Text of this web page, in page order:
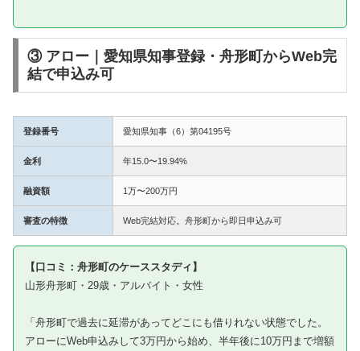
③ アロー｜愛知県知事登録・舟形町からWeb完
結で申込み可
登録番号 愛知県知事（6）第04195号
金利 年15.0〜19.94%
融資額 1万〜200万円
審査の特徴 Web完結対応。舟形町から即日申込み可
【口コミ：舟形町のケーススタディ】
山形舟形町・29歳・アルバイト・女性
「舟形町で過去に延滞があってどこにも借りれない状態でした。
アローにWeb申込みして3万円から始め、半年後に10万円まで増額